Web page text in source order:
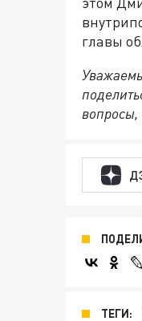
главы
вопросы,
ТЕГИ: